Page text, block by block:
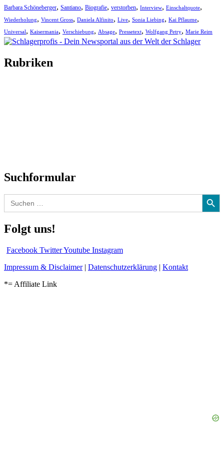
Barbara Schöneberger, Santiano, Biografie, verstorben, Interview, Einschaltquote,
Wiederholung, Vincent Gross, Daniela Alfinito, Live, Sonia Liebing, Kai Pflaume,
Universal, Kaisermania, Verschiebung, Absage, Pressetext, Wolfgang Petry, Marie Reim
Rubriken
Suchformular
Search
for:
Search Button
Folgt uns!
Facebook TwitterYoutube Instagram
Impressum & Disclaimer| Datenschutzerklärung | Kontakt
*= Affiliate Link